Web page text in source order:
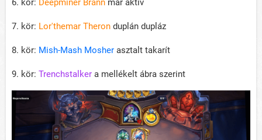
6. kör: Deepminer Brann már aktív
7. kör: Lor'themar Theron duplán dupláz
8. kör: Mish-Mash Mosher asztalt takarít
9. kör: Trenchstalker a mellékelt ábra szerint